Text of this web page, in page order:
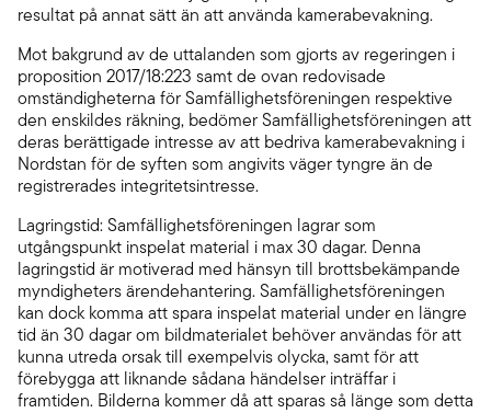
resultat på annat sätt än att använda kamerabevakning.
Mot bakgrund av de uttalanden som gjorts av regeringen i
proposition 2017/18:223 samt de ovan redovisade
omständigheterna för Samfällighetsföreningen respektive
den enskildes räkning, bedömer Samfällighetsföreningen att
deras berättigade intresse av att bedriva kamerabevakning i
Nordstan för de syften som angivits väger tyngre än de
registrerades integritetsintresse.
Lagringstid: Samfällighetsföreningen lagrar som
utgångspunkt inspelat material i max 30 dagar. Denna
lagringstid är motiverad med hänsyn till brottsbekämpande
myndigheters ärendehantering. Samfällighetsföreningen
kan dock komma att spara inspelat material under en längre
tid än 30 dagar om bildmaterialet behöver användas för att
kunna utreda orsak till exempelvis olycka, samt för att
förebygga att liknande sådana händelser inträffar i
framtiden. Bilderna kommer då att sparas så länge som detta